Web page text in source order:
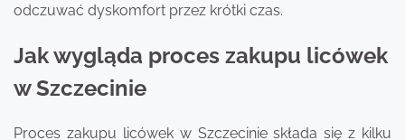
odczuwać dyskomfort przez krótki czas.
Jak wygląda proces zakupu licówek
w Szczecinie
Proces zakupu licówek w Szczecinie składa się z kilku